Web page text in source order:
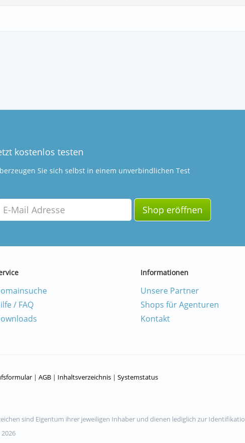
kostenlos testen
Sie sich selbst in einem unverbindlichen Test
Shop eröffnen
/ FAQ
Informationen
Unsere Partner
Shops für Agenturen
Kontakt
| AGB | Inhaltsverzeichnis | Systemstatus
sind Eigentum ihrer jeweiligen Inhaber und dienen lediglich zur